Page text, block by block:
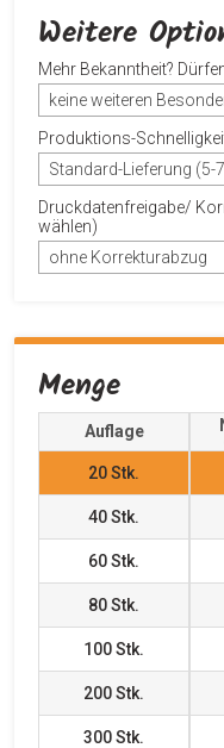
Weitere
Mehr Bekanntheit?
keine weiteren
Produktions-
Standard-Lieferung (5-
Druckdatenfreigabe/
wählen)
ohne Korrekturabzug
Menge
Auflage
20Stk.
40Stk.
60Stk.
80Stk.
100Stk.
200Stk.
300Stk.